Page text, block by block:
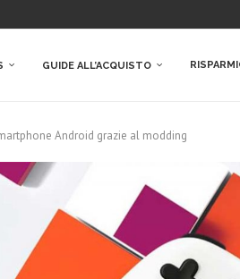
GUIDE ALL’ACQUISTO
Android grazie al modding